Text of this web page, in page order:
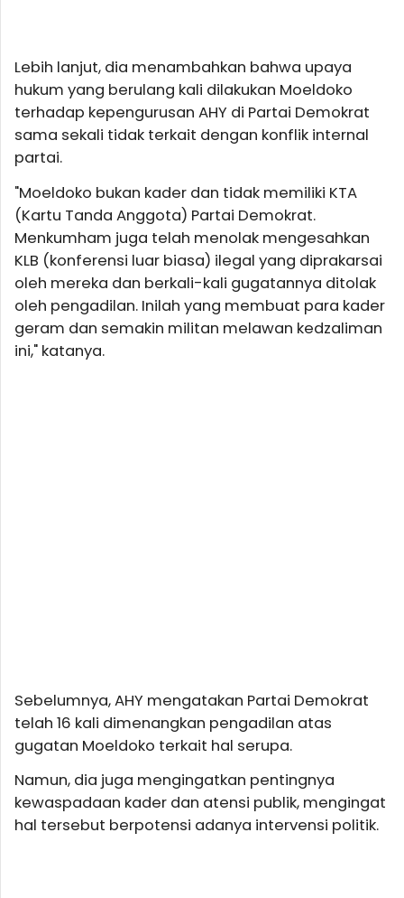
Lebih lanjut, dia menambahkan bahwa upaya
hukum yang berulang kali dilakukan Moeldoko
terhadap kepengurusan AHY di Partai Demokrat
sama sekali tidak terkait dengan konflik internal
partai.
"Moeldoko bukan kader dan tidak memiliki KTA
(Kartu Tanda Anggota) Partai Demokrat.
Menkumham juga telah menolak mengesahkan
KLB (konferensi luar biasa) ilegal yang diprakarsai
oleh mereka dan berkali-kali gugatannya ditolak
oleh pengadilan. Inilah yang membuat para kader
geram dan semakin militan melawan kedzaliman
ini," katanya.
Sebelumnya, AHY mengatakan Partai Demokrat
telah 16 kali dimenangkan pengadilan atas
gugatan Moeldoko terkait hal serupa.
Namun, dia juga mengingatkan pentingnya
kewaspadaan kader dan atensi publik, mengingat
hal tersebut berpotensi adanya intervensi politik.